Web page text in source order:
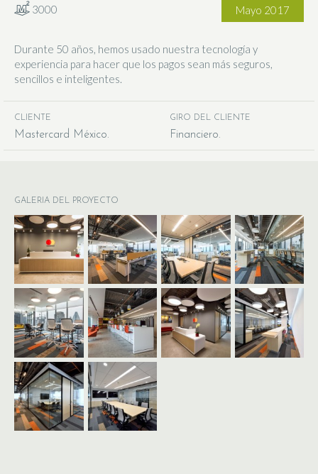
3000 Mayo 2017
Durante 50 años, hemos usado nuestra tecnología y
experiencia para hacer que los pagos sean más seguros,
sencillos e inteligentes.
CLIENTE
Mastercard México
GIRO DEL CLIENTE
Financiero
GALERIA DEL PROYECTO